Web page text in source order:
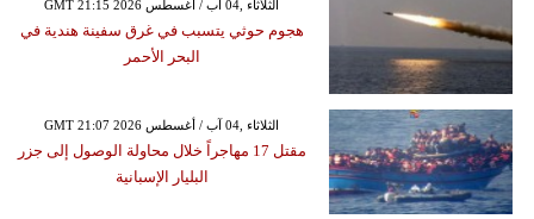
GMT 21:15 2026 الثلاثاء ,04 آب / أغسطس
هجوم حوثي يتسبب في غرق سفينة هندية في
البحر الأحمر
GMT 21:07 2026 الثلاثاء ,04 آب / أغسطس
مقتل 17 مهاجراً خلال محاولة الوصول إلى جزر
البليار الإسبانية